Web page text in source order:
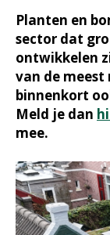
Planten en
sector dat
ontwikkelen
van de
binnenkort
Meld je dan
mee.